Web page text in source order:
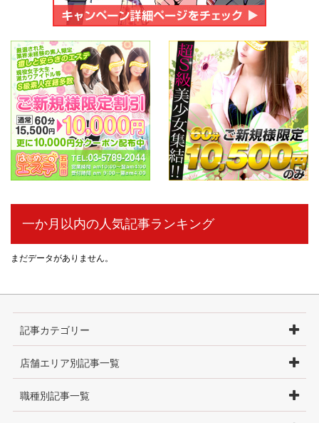
一か月以内の人気記事ランキング
まだデータがありません。
記事カテゴリー
店舗エリア別記事一覧
職種別記事一覧